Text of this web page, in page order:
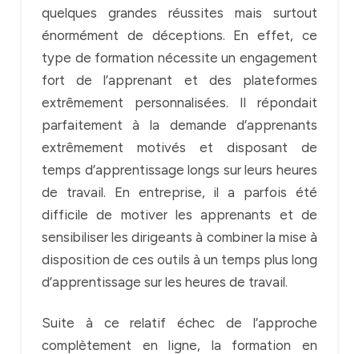
quelques grandes réussites mais surtout
énormément de déceptions. En effet, ce
type de formation nécessite un engagement
fort de l’apprenant et des plateformes
extrêmement personnalisées. Il répondait
parfaitement à la demande d’apprenants
extrêmement motivés et disposant de
temps d’apprentissage longs sur leurs heures
de travail. En entreprise, il a parfois été
difficile de motiver les apprenants et de
sensibiliser les dirigeants à combiner la mise à
disposition de ces outils à un temps plus long
d’apprentissage sur les heures de travail.
Suite à ce relatif échec de l’approche
complètement en ligne, la formation en